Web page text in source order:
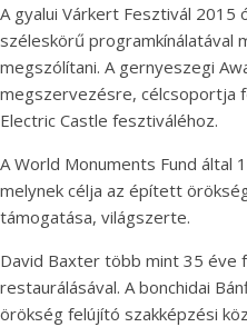
A gyalui Várkert Fesztivál 2015
széleskörű programkínálatával
megszólítani. A gernyeszegi
megszervezésre, célcsoportja
Electric Castle fesztiváléhoz.
A World Monuments Fund
melynek célja az épített
támogatása, világszerte.
David Baxter több mint 35 éve
restaurálásával. A bonchidai
örökség felújító szakképzési